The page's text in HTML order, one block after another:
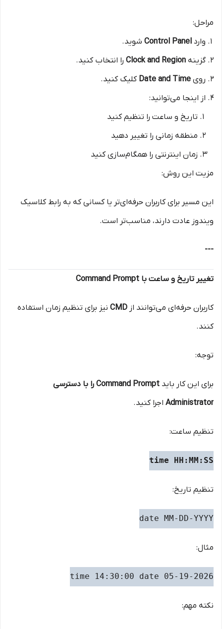
مراحل:
وارد Control Panel شوید.
گزینه Clock and Region را انتخاب کنید.
روی Date and Time کلیک کنید.
از اینجا می‌توانید:
تاریخ و ساعت را تنظیم کنید
منطقه زمانی را تغییر دهید
زمان اینترنتی را همگام‌سازی کنید
مزیت این روش:
این مسیر برای کاربران حرفه‌ای‌تر یا کسانی که به رابط کلاسیک
ویندوز عادت دارند، مناسب‌تر است.
---
تغییر تاریخ و ساعت با Command Prompt
کاربران حرفه‌ای می‌توانند از CMD نیز برای تنظیم زمان استفاده
کنند.
توجه:
برای این کار باید
Command Prompt را با دسترسی
Administrator اجرا کنید.
تنظیم ساعت:
time HH:MM:SS
تنظیم تاریخ:
date MM-DD-YYYY
مثال:
time 14:30:00 date 05-19-2026
نکته مهم: